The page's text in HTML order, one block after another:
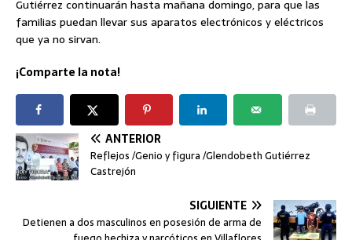
Gutiérrez continuarán hasta mañana domingo, para que las
familias puedan llevar sus aparatos electrónicos y eléctricos
que ya no sirvan.
¡Comparte la nota!
ANTERIOR
Reflejos /Genio y figura /Glendobeth Gutiérrez
Castrejón
SIGUIENTE
Detienen a dos masculinos en posesión de arma de